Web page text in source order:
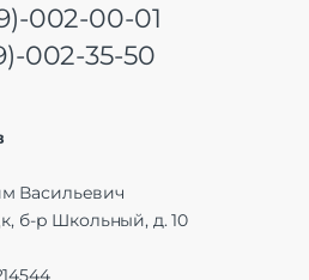
002-00-01
002-35-50
Васильевич
б-р Школьный, д. 10